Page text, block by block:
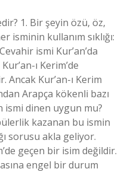
1. Bir şeyin özü, öz,
isminin kullanım sıklığı:
ismi Kur’an’da
ı Kerim’de
Kur’an-ı Kerim
Arapça kökenli bazı
ismi dinen uygun mu?
kazanan bu ismin
sorusu akla geliyor.
geçen bir isim değildir.
engel bir durum